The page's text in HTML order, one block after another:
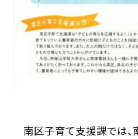
南区子育て支援課では、